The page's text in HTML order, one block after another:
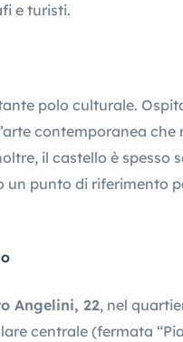
e turisti.
polo culturale.
contemporanea
il castello è spesso
punto di riferimento
Angelini, 22, nel
centrale (fermata